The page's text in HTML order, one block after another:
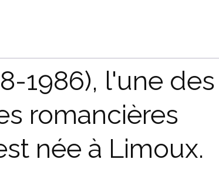
1986), l'une des
romancières
née à Limoux.